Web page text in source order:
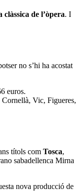
de l’òpera. I
no s’hi ha acostat
euros.
Cornellà, Vic, Figueres,
títols com Tosca,
sabadellenca Mirna
nova producció de